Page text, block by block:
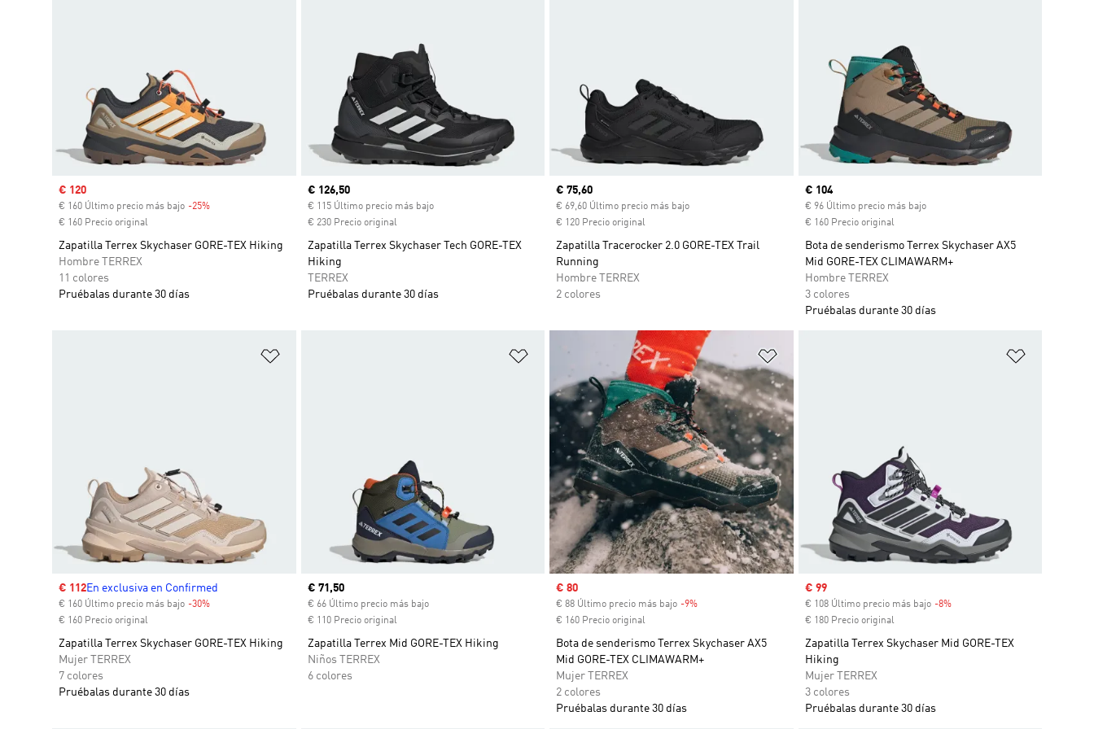
Precio de venta
€ 120
€ 160 Último precio más bajo -25%
€ 160 Precio original
Zapatilla Terrex Skychaser GORE-TEX Hiking
Hombre TERREX
11 colores
Pruébalas durante 30 días
Precio actual
€ 126,50
€ 115 Último precio más bajo
€ 230 Precio original
Zapatilla Terrex Skychaser Tech GORE-TEX
Hiking
TERREX
Pruébalas durante 30 días
Precio actual
€ 75,60
€ 69,60 Último precio más bajo
€ 120 Precio original
Zapatilla Tracerocker 2.0 GORE-TEX Trail
Running
Hombre TERREX
2 colores
Precio actual
€ 104
€ 96 Último precio más bajo
€ 160 Precio original
Bota de senderismo Terrex Skychaser AX5
Mid GORE-TEX CLIMAWARM+
Hombre TERREX
3 colores
Pruébalas durante 30 días
Precio de venta
€ 112En exclusiva en Confirmed
€ 160 Último precio más bajo -30%
€ 160 Precio original
Zapatilla Terrex Skychaser GORE-TEX Hiking
Mujer TERREX
7 colores
Pruébalas durante 30 días
Añadir a la lista de deseos
Precio actual
€ 71,50
€ 66 Último precio más bajo
€ 110 Precio original
Zapatilla Terrex Mid GORE-TEX Hiking
Niños TERREX
6 colores
Precio de venta
€ 80
€ 88 Último precio más bajo -9%
€ 160 Precio original
Bota de senderismo Terrex Skychaser AX5
Mid GORE-TEX CLIMAWARM+
Mujer TERREX
2 colores
Pruébalas durante 30 días
Precio de venta
€ 99
€ 108 Último precio más bajo -8%Descuento
€ 180 Precio original
Zapatilla Terrex Skychaser Mid GORE-TEX
Hiking
Mujer TERREX
3 colores
Pruébalas durante 30 días